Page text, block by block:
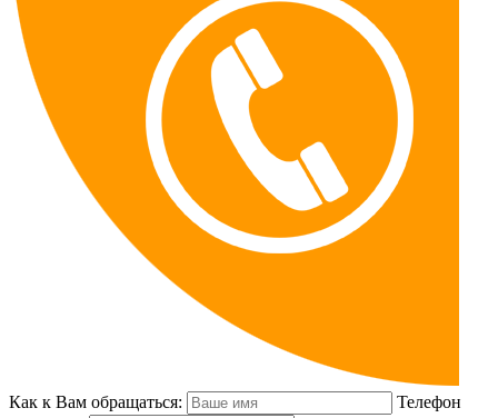
Как к Вам обращаться:
Телефон